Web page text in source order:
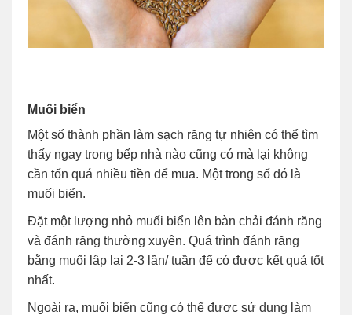
Muối biển
Một số thành phần làm sạch răng tự nhiên có thể tìm
thấy ngay trong bếp nhà nào cũng có mà lại không
cần tốn quá nhiều tiền để mua. Một trong số đó là
muối biển.
Đặt một lượng nhỏ muối biển lên bàn chải đánh răng
và đánh răng thường xuyên. Quá trình đánh răng
bằng muối lập lại 2-3 lần/ tuần để có được kết quả tốt
nhất.
Ngoài ra, muối biển cũng có thể được sử dụng làm